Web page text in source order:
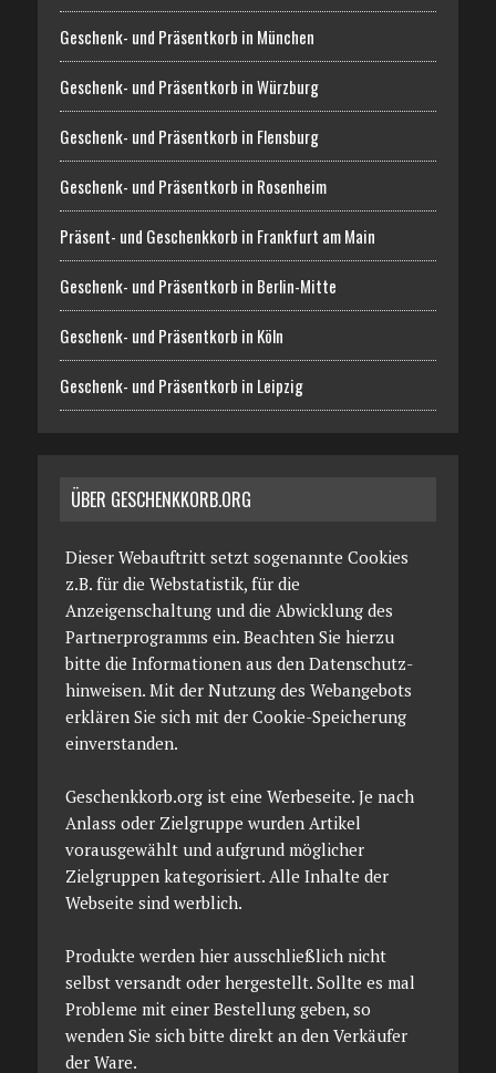
Geschenk- und Präsentkorb in München
Geschenk- und Präsentkorb in Würzburg
Geschenk- und Präsentkorb in Flensburg
Geschenk- und Präsentkorb in Rosenheim
Präsent- und Geschenkkorb in Frankfurt am Main
Geschenk- und Präsentkorb in Berlin-Mitte
Geschenk- und Präsentkorb in Köln
Geschenk- und Präsentkorb in Leipzig
ÜBER GESCHENKKORB.ORG
Dieser Webauftritt setzt sogenannte Cookies
z.B. für die Webstatistik, für die
Anzeigenschaltung und die Abwicklung des
Partnerprogramms ein. Beachten Sie hierzu
bitte die Informationen aus den Datenschutz­
hinweisen. Mit der Nutzung des Webangebots
erklären Sie sich mit der Cookie-Speicherung
einverstanden.
Geschenkkorb.org ist eine Werbeseite. Je nach
Anlass oder Zielgruppe wurden Artikel
vorausgewählt und aufgrund möglicher
Zielgruppen kategorisiert. Alle Inhalte der
Webseite sind werblich.
Produkte werden hier ausschließlich nicht
selbst versandt oder hergestellt. Sollte es mal
Probleme mit einer Bestellung geben, so
wenden Sie sich bitte direkt an den Verkäufer
der Ware.